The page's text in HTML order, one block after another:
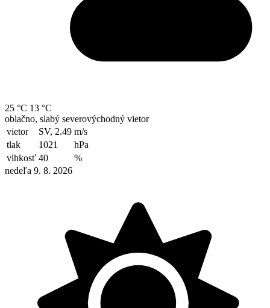
25 °C 13 °C
oblačno, slabý severovýchodný vietor
vietor
SV, 2.49 m/s
tlak
1021
hPa
vlhkosť 40
%
nedeľa 9. 8. 2026